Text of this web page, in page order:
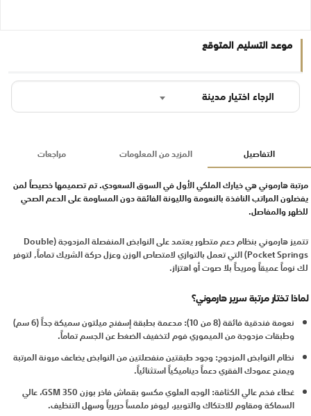
موعد التسليم المتوقع
الرجاء اختيار مدينة
التفاصيل
مرتبة هارموني هي خيارك الملكي الأول في السوق السعودي. تم تصميمها خصيصاً لمن
يفضلون المراتب النافذة بالنعومة والليونة الفائقة دون المساومة على الدعم الصحي
للظهر والمفاصل.
تتميز هارموني بنظام دعم متطور يعتمد على النوابض المنفصلة المزدوجة (Double
Pocket Springs) التي تعمل بالتوازي لامتصاص الوزن وعزل حركة الشريك تماماً, لتوفر
لك نوماً عميقاً ومريحاً بلا صوت أو اهتزاز.
لماذا تختار مرتبة سرير هارموني؟
نعومة فندقية فائقة (8 من 10): مدعمة بطبقة إسفنج ميلتون سميكة جداً (6 سم)
وطبقات مزدوجة من الميموري فوم لتخفيف الضغط عن الجسم تماماً.
نظام النوابض المزدوج: وجود طبقتين منفصلتين من النوابض يضاعف مرونة المرتبة
ويمنح عمودك الفقري دعماً ديناميكياً استثنائياً.
غطاء فخم عالي الكثافة: الوجه العلوي مكسو بقماش فاخر بوزن 350 GSM، عالي
السماكة ومقاوم للاحتكاك والتوبير، ليوفر ملمساً حريرياً وسهل التنظيف.
المزيد من المعلومات مراجعات